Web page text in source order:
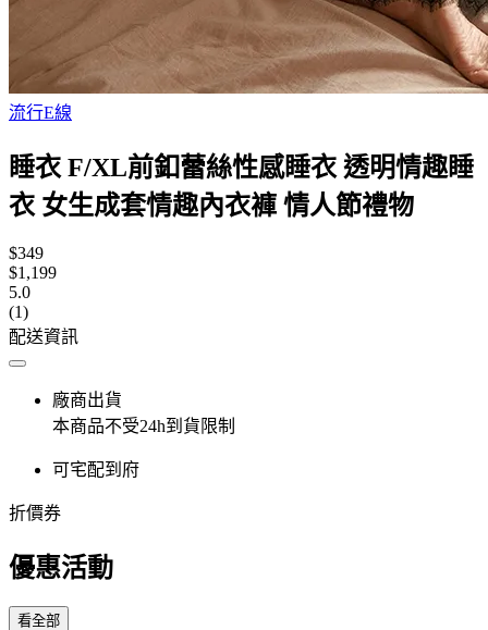
流行E線
睡衣 F/XL前釦蕾絲性感睡衣 透明情趣睡
衣 女生成套情趣內衣褲 情人節禮物
$349
$1,199
5.0
(1)
配送資訊
廠商出貨
本商品不受24h到貨限制
可宅配到府
折價券
優惠活動
看全部